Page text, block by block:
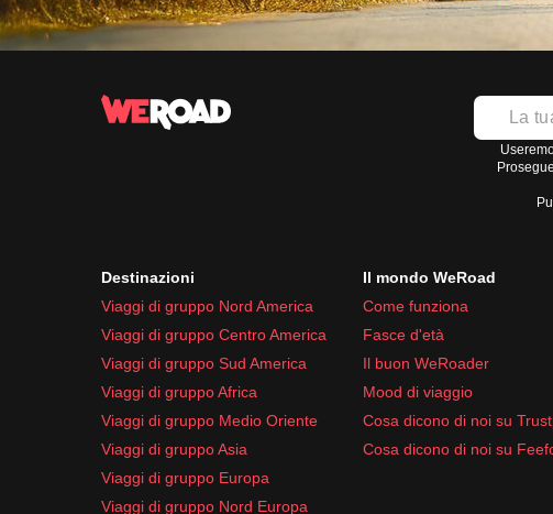
Destinazioni
Viaggi di gruppo Nord America
Viaggi di gruppo Centro America
Viaggi di gruppo Sud America
Viaggi di gruppo Africa
Viaggi di gruppo Medio Oriente
Viaggi di gruppo Asia
Viaggi di gruppo Europa
Viaggi di gruppo Nord Europa
Il mondo WeRoad
Come funziona
Fasce d'età
Il buon WeRoader
Mood di viaggio
Cosa dicono di noi su
Cosa dicono di noi su